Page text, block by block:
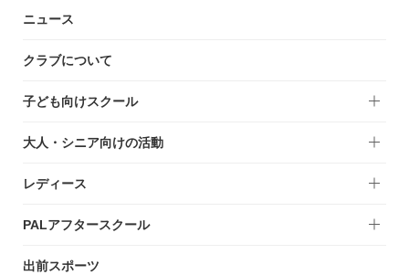
ニュース
クラブについて
子ども向けスクール
大人・シニア向けの活動
レディース
PALアフタースクール
出前スポーツ